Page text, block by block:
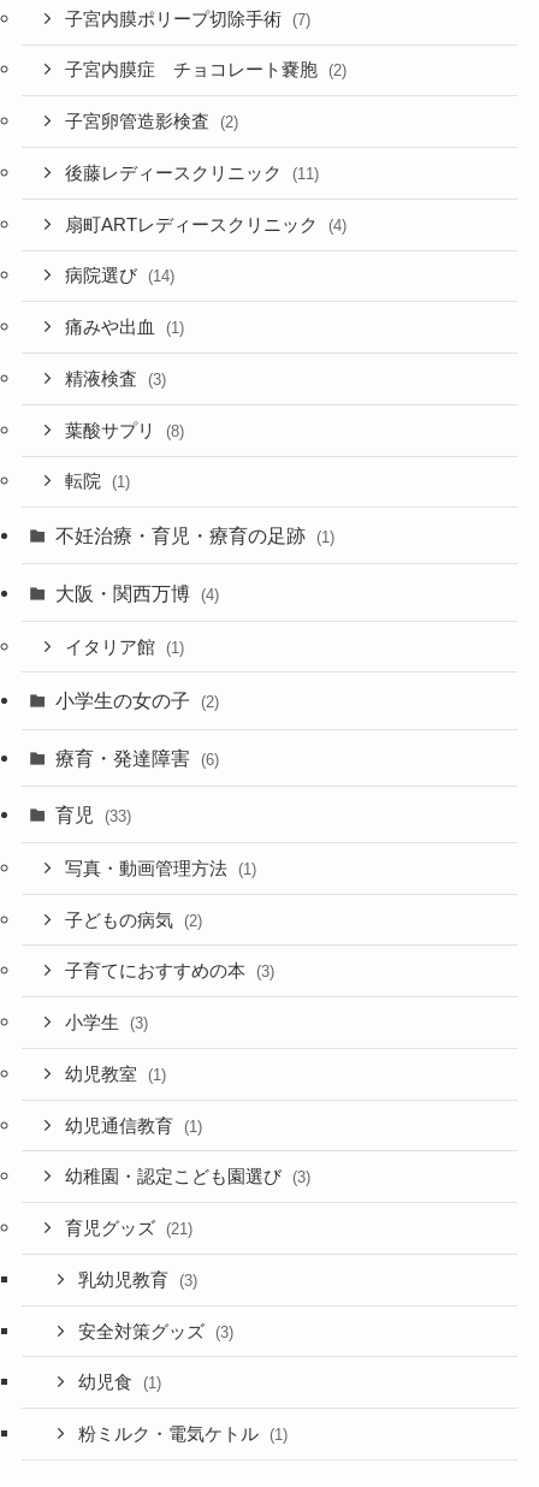
子宮内膜ポリープ切除手術 (7)
子宮内膜症 チョコレート嚢胞 (2)
子宮卵管造影検査 (2)
後藤レディースクリニック (11)
扇町ARTレディースクリニック (4)
病院選び (14)
痛みや出血 (1)
精液検査 (3)
葉酸サプリ (8)
転院 (1)
不妊治療・育児・療育の足跡 (1)
大阪・関西万博 (4)
イタリア館 (1)
小学生の女の子 (2)
療育・発達障害 (6)
育児 (33)
写真・動画管理方法 (1)
子どもの病気 (2)
子育てにおすすめの本 (3)
小学生 (3)
幼児教室 (1)
幼児通信教育 (1)
幼稚園・認定こども園選び (3)
育児グッズ (21)
乳幼児教育 (3)
安全対策グッズ (3)
幼児食 (1)
粉ミルク・電気ケトル (1)